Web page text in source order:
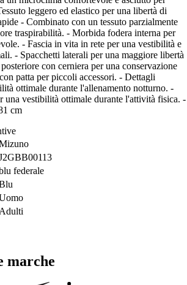
leggero ed elastico per una libertà di
- Combinato con un tessuto parzialmente
traspirabilità. - Morbida fodera interna per
- Fascia in vita in rete per una vestibilità e
- Spacchetti laterali per una maggiore libertà
con cerniera per una conservazione
patta per piccoli accessori. - Dettagli
ottimale durante l'allenamento notturno. -
una vestibilità ottimale durante l'attività fisica. -
cm
federale
Adulti
marche